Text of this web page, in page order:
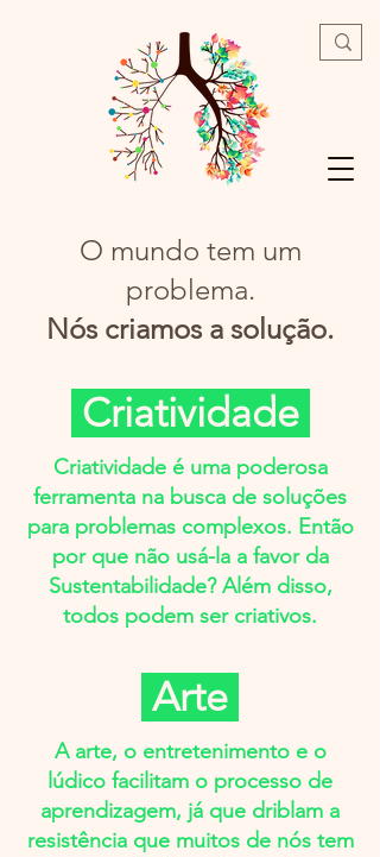
O mundo tem um
problema.
Nós criamos a solução.
Criatividade
Criatividade é uma poderosa
ferramenta na busca de soluções
para problemas complexos. Então
por que não usá-la a favor da
Sustentabilidade? Além disso,
todos podem ser criativos.
Arte
A arte, o entretenimento e o
lúdico facilitam o processo de
aprendizagem, já que driblam a
resistência que muitos de nós tem